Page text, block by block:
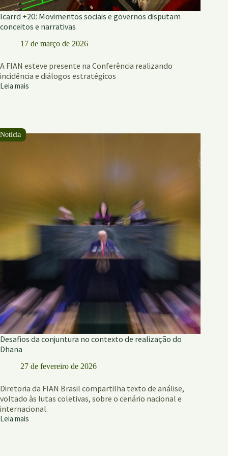
Icarrd +20: Movimentos sociais e governos disputam
conceitos e narrativas
17 de março de 2026
A FIAN esteve presente na Conferência realizando
incidência e diálogos estratégicos
Leia mais
Icarrd
e
governos
Desafios da conjuntura no contexto de realização do
Dhana
27 de fevereiro de 2026
Diretoria da FIAN Brasil compartilha texto de análise,
voltado às lutas coletivas, sobre o cenário nacional e
internacional.
Leia mais
Desafios